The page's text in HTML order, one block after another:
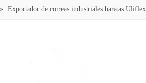
»
Exportador de correas industriales baratas Uliflex